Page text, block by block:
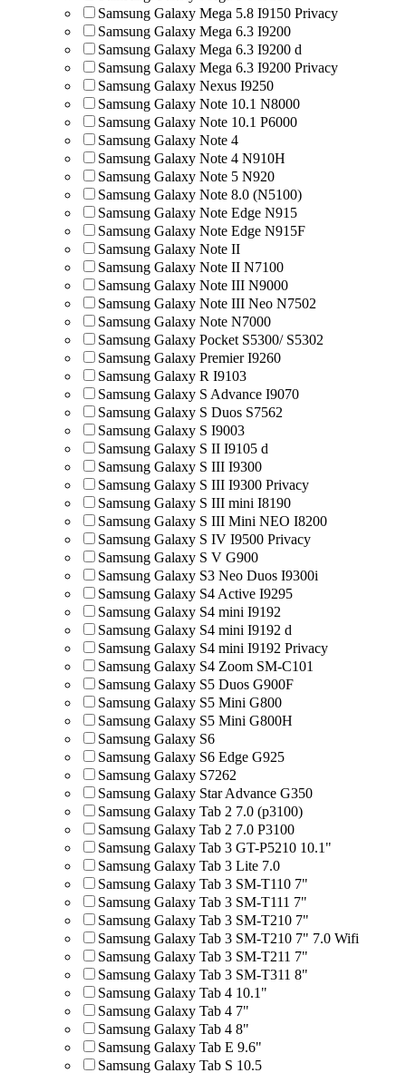
Samsung Galaxy Mega 5.8 I9150 Privacy
Samsung Galaxy Mega 6.3 I9200
Samsung Galaxy Mega 6.3 I9200 d
Samsung Galaxy Mega 6.3 I9200 Privacy
Samsung Galaxy Nexus I9250
Samsung Galaxy Note 10.1 N8000
Samsung Galaxy Note 10.1 P6000
Samsung Galaxy Note 4
Samsung Galaxy Note 4 N910H
Samsung Galaxy Note 5 N920
Samsung Galaxy Note 8.0 (N5100)
Samsung Galaxy Note Edge N915
Samsung Galaxy Note Edge N915F
Samsung Galaxy Note II
Samsung Galaxy Note II N7100
Samsung Galaxy Note III N9000
Samsung Galaxy Note III Neo N7502
Samsung Galaxy Note N7000
Samsung Galaxy Pocket S5300/ S5302
Samsung Galaxy Premier I9260
Samsung Galaxy R I9103
Samsung Galaxy S Advance I9070
Samsung Galaxy S Duos S7562
Samsung Galaxy S I9003
Samsung Galaxy S II I9105 d
Samsung Galaxy S III I9300
Samsung Galaxy S III I9300 Privacy
Samsung Galaxy S III mini I8190
Samsung Galaxy S III Mini NEO I8200
Samsung Galaxy S IV I9500 Privacy
Samsung Galaxy S V G900
Samsung Galaxy S3 Neo Duos I9300i
Samsung Galaxy S4 Active I9295
Samsung Galaxy S4 mini I9192
Samsung Galaxy S4 mini I9192 d
Samsung Galaxy S4 mini I9192 Privacy
Samsung Galaxy S4 Zoom SM-C101
Samsung Galaxy S5 Duos G900F
Samsung Galaxy S5 Mini G800
Samsung Galaxy S5 Mini G800H
Samsung Galaxy S6
Samsung Galaxy S6 Edge G925
Samsung Galaxy S7262
Samsung Galaxy Star Advance G350
Samsung Galaxy Tab 2 7.0 (p3100)
Samsung Galaxy Tab 2 7.0 P3100
Samsung Galaxy Tab 3 GT-P5210 10.1"
Samsung Galaxy Tab 3 Lite 7.0
Samsung Galaxy Tab 3 SM-T110 7"
Samsung Galaxy Tab 3 SM-T111 7"
Samsung Galaxy Tab 3 SM-T210 7"
Samsung Galaxy Tab 3 SM-T210 7" 7.0 Wifi
Samsung Galaxy Tab 3 SM-T211 7"
Samsung Galaxy Tab 3 SM-T311 8"
Samsung Galaxy Tab 4 10.1"
Samsung Galaxy Tab 4 7"
Samsung Galaxy Tab 4 8"
Samsung Galaxy Tab E 9.6"
Samsung Galaxy Tab S 10.5